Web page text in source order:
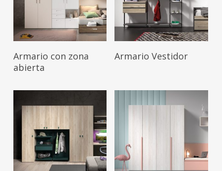
Armario con zona
abierta
Leer Más
Armario Vestidor